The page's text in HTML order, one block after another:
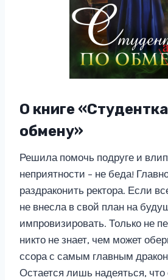
О книге
обмену»
Решила помочь подруге и
неприятности – не беда!
раздраконить ректора. Если
не внесла в свой план на
импровизировать. Только не
никто не знает, чем может
ссора с самым главным
Остается лишь надеяться, что